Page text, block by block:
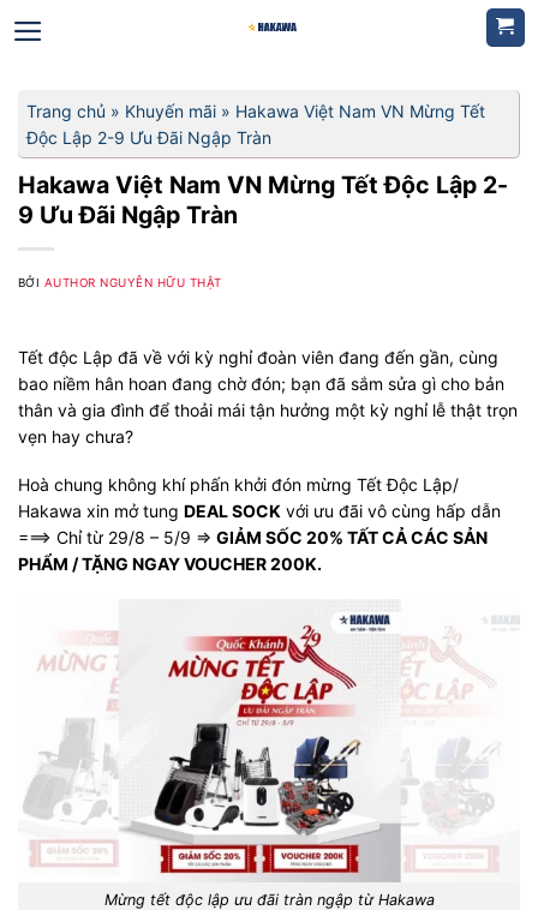
qua
Trang chủ » Khuyến mãi » Hakawa Việt Nam VN Mừng Tết
Độc Lập 2-9 Ưu Đãi Ngập Tràn
Hakawa Việt Nam VN Mừng Tết Độc Lập 2-
9 Ưu Đãi Ngập Tràn
BỞI AUTHOR NGUYỄN HỮU THẬT
Tết độc Lập đã về với kỳ nghỉ đoàn viên đang đến gần, cùng
bao niềm hân hoan đang chờ đón; bạn đã sắm sửa gì cho bản
thân và gia đình để thoải mái tận hưởng một kỳ nghỉ lễ thật trọn
vẹn hay chưa?
Hoà chung không khí phấn khởi đón mừng Tết Độc Lập/
Hakawa xin mở tung DEAL SOCK với ưu đãi vô cùng hấp dẫn
===> Chỉ từ 29/8 – 5/9 => GIẢM SỐC 20% TẤT CẢ CÁC SẢN
PHẨM / TẶNG NGAY VOUCHER 200K.
Mừng tết độc lập ưu đãi tràn ngập từ Hakawa